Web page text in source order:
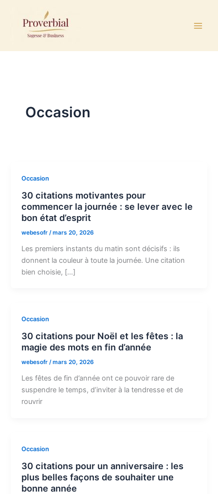
contenu
Occasion
Occasion
30 citations motivantes pour
commencer la journée : se lever avec le
bon état d’esprit
webesofr /mars 20, 2026
Les premiers instants du matin sont décisifs : ils
donnent la couleur à toute la journée. Une citation
bien choisie, […]
Occasion
30 citations pour Noël et les fêtes : la
magie des mots en fin d’année
webesofr/mars 20, 2026
Les fêtes de fin d’année ont ce pouvoir rare de
suspendre le temps, d’inviter à la tendresse et de
rouvrir
Occasion
30 citations pour un anniversaire : les
plus belles façons de souhaiter une
bonne année